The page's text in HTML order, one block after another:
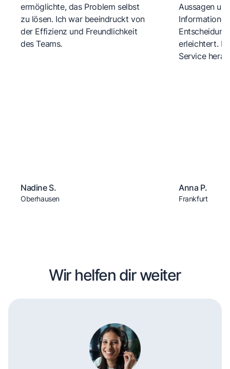
ermöglichte, das Problem selbst
zu lösen. Ich war beeindruckt von
der Effizienz und Freundlichkeit
des Teams.
Nadine S.
Oberhausen
Aussagen
erleichtert.
Service
Anna P.
Frankfurt
Wir helfen dir weiter